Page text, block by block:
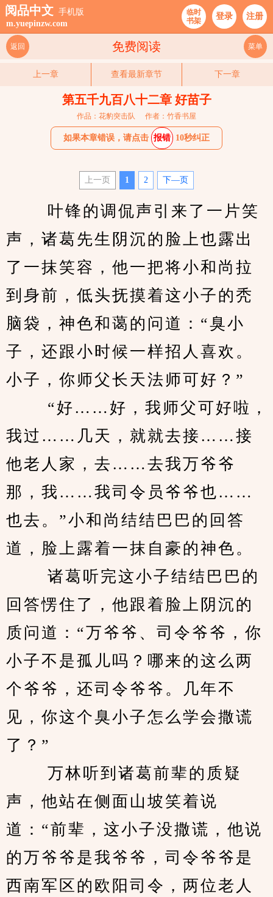
阅品中文 手机版
m.yuepinzw.com
临时
书架
登录 注册
免费阅读
返回 菜单
上一章 查看最新章节 下一章
第五千九百八十二章 好苗子
作品：花豹突击队 作者：竹香书屋
如果本章错误，请点击 报错 10秒纠正
上一页 1 2 下—页
叶锋的调侃声引来了一片笑
声，诸葛先生阴沉的脸上也露出
了一抹笑容，他一把将小和尚拉
到身前，低头抚摸着这小子的秃
脑袋，神色和蔼的问道：“臭小
子，还跟小时候一样招人喜欢。
小子，你师父长天法师可好？”
“好……好，我师父可好啦，
我过……几天，就就去接……接
他老人家，去……去我万爷爷
那，我……我司令员爷爷也……
也去。”小和尚结结巴巴的回答
道，脸上露着一抹自豪的神色。
诸葛听完这小子结结巴巴的
回答愣住了，他跟着脸上阴沉的
质问道：“万爷爷、司令爷爷，你
小子不是孤儿吗？哪来的这么两
个爷爷，还司令爷爷。几年不
见，你这个臭小子怎么学会撒谎
了？”
万林听到诸葛前辈的质疑
声，他站在侧面山坡笑着说
道：“前辈，这小子没撒谎，他说
的万爷爷是我爷爷，司令爷爷是
西南军区的欧阳司令，两位老人